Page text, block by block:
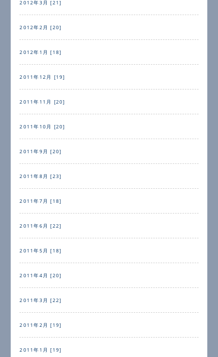
2012年3月 [21]
2012年2月 [20]
2012年1月 [18]
2011年12月 [19]
2011年11月 [20]
2011年10月 [20]
2011年9月 [20]
2011年8月 [23]
2011年7月 [18]
2011年6月 [22]
2011年5月 [18]
2011年4月 [20]
2011年3月 [22]
2011年2月 [19]
2011年1月 [19]